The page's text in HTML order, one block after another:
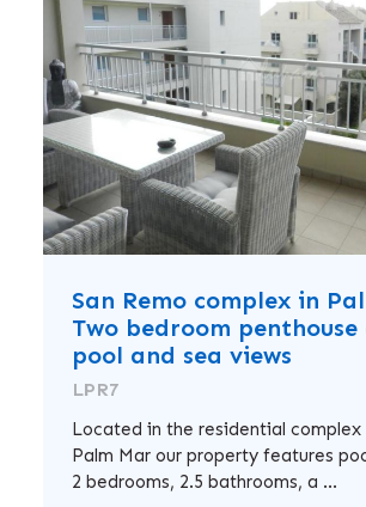
San Remo complex in
Two bedroom
pool and sea views
LPR7
Located in the residential complex
Palm Mar our property features
2 bedrooms, 2.5 bathrooms, a ...